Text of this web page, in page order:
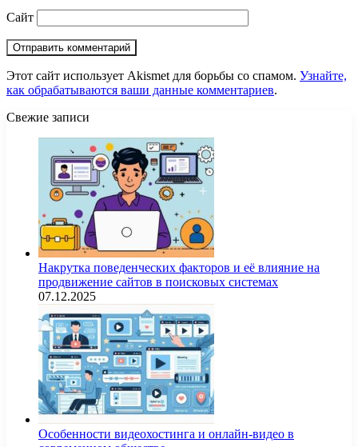
Сайт
Этот сайт использует Akismet для борьбы со спамом. Узнайте,
как обрабатываются ваши данные комментариев.
Свежие записи
Накрутка поведенческих факторов и её влияние на
продвижение сайтов в поисковых системах
07.12.2025
Особенности видеохостинга и онлайн-видео в